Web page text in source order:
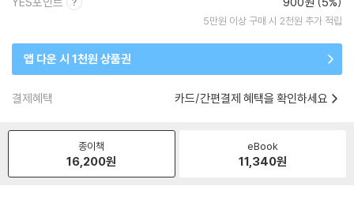
5만원 이상 구매 시 2천원 추가 적립
앱 다운 시 1천원 상품권
결제혜택 카드/간편결제 혜택을 확인하세요
종이책
16,200원
eBook
11,340원